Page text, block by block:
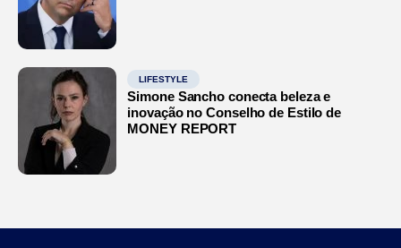
LIFESTYLE
Simone Sancho conecta beleza e
inovação no Conselho de Estilo de
MONEY REPORT